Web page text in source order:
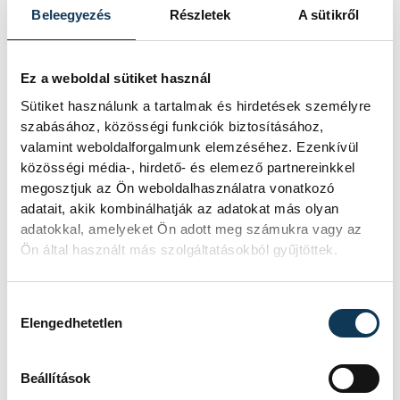
Beleegyezés Részletek A sütikről
Ez a weboldal sütiket használ
Sütiket használunk a tartalmak és hirdetések személyre
szabásához, közösségi funkciók biztosításához,
valamint weboldalforgalmunk elemzéséhez. Ezenkívül
közösségi média-, hirdető- és elemező partnereinkkel
megosztjuk az Ön weboldalhasználatra vonatkozó
adatait, akik kombinálhatják az adatokat más olyan
adatokkal, amelyeket Ön adott meg számukra vagy az
Ön által használt más szolgáltatásokból gyűjtöttek.
Elengedhetetlen
Beállítások
Friedrich Merz
SZERZŐ
vehir.hu
KÖZÉLET